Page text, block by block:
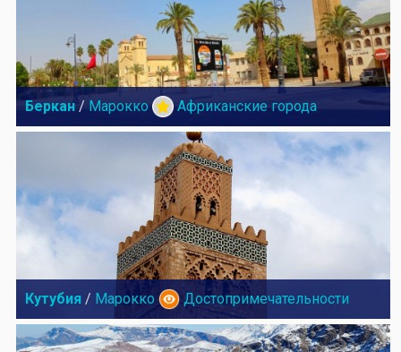
Беркан / Марокко Африканские города
Кутубия / Марокко Достопримечательности